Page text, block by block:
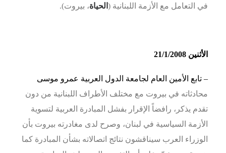
في التعامل مع الأزمة اللبنانية ( الحياة، بيروت).
الأثنين 21/1/2008
– تابع الأمين العام لجامعة الدول العربية عمرو موسى
محادثاته في بيروت مع مختلف الأطراف اللبنانية من دون
تقدم يذكر، رافضاً الإقرار بفشل المبادرة العربية لتسوية
الأزمة السياسية في لبنان، وصرح لدى مغادرته بيروت بأن
الوزراء العرب سيناقشون نتائج اتصالاته بشأن المبادرة كما